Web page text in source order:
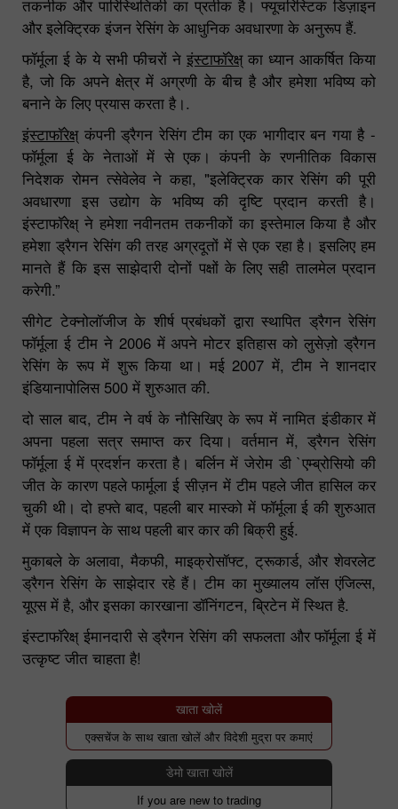
तकनीक और पारिस्थितिकी का प्रतीक है। फ्यूचरिस्टिक डिज़ाइन
और इलेक्ट्रिक इंजन रेसिंग के आधुनिक अवधारणा के अनुरूप हैं.
फॉर्मूला ई के ये सभी फीचरों ने इंस्टाफॉरेक्ष्का ध्यान आकर्षित किया
है, जो कि अपने क्षेत्र में अग्रणी के बीच है और हमेशा भविष्य को
बनाने के लिए प्रयास करता है।.
इंस्टाफॉरेक्ष्कंपनी ड्रैगन रेसिंग टीम का एक भागीदार बन गया है -
फॉर्मूला ई के नेताओं में से एक। कंपनी के रणनीतिक विकास
निदेशक रोमन त्सेवेलेव ने कहा, "इलेक्ट्रिक कार रेसिंग की पूरी
अवधारणा इस उद्योग के भविष्य की दृष्टि प्रदान करती है।
इंस्टाफॉरेक्ष् ने हमेशा नवीनतम तकनीकों का इस्तेमाल किया है और
हमेशा ड्रैगन रेसिंग की तरह अग्रदूतों में से एक रहा है। इसलिए हम
मानते हैं कि इस साझेदारी दोनों पक्षों के लिए सही तालमेल प्रदान
करेगी.”
सीगेट टेक्नोलॉजीज के शीर्ष प्रबंधकों द्वारा स्थापित ड्रैगन रेसिंग
फॉर्मूला ई टीम ने 2006 में अपने मोटर इतिहास को लुसेज़ो ड्रैगन
रेसिंग के रूप में शुरू किया था। मई 2007 में, टीम ने शानदार
इंडियानापोलिस 500 में शुरुआत की.
दो साल बाद, टीम ने वर्ष के नौसिखिए के रूप में नामित इंडीकार में
अपना पहला सत्र समाप्त कर दिया। वर्तमान में, ड्रैगन रेसिंग
फॉर्मूला ई में प्रदर्शन करता है। बर्लिन में जेरोम डी `एम्ब्रोसियो की
जीत के कारण पहले फार्मूला ई सीज़न में टीम पहले जीत हासिल कर
चुकी थी। दो हफ्ते बाद, पहली बार मास्को में फॉर्मूला ई की शुरुआत
में एक विज्ञापन के साथ पहली बार कार की बिक्री हुई.
मुकाबले के अलावा, मैकफी, माइक्रोसॉफ्ट, ट्रूकार्ड, और शेवरलेट
ड्रैगन रेसिंग के साझेदार रहे हैं। टीम का मुख्यालय लॉस एंजिल्स,
यूएस में है, और इसका कारखाना डॉनिंगटन, ब्रिटेन में स्थित है.
इंस्टाफॉरेक्ष् ईमानदारी से ड्रैगन रेसिंग की सफलता और फॉर्मूला ई में
उत्कृष्ट जीत चाहता है!
खाता खोलें
एक्सचेंज के साथ खाता खोलें और विदेशी मुद्रा पर कमाएं
डेमो खाता खोलें
If you are new to trading